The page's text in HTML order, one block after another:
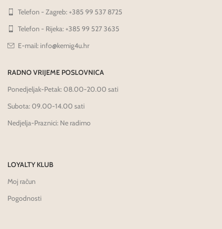
Telefon - Zagreb: +385 99 537 8725
Telefon - Rijeka: +385 99 527 3635
E-mail: info@kemig4u.hr
RADNO VRIJEME POSLOVNICA
Ponedjeljak-Petak: 08.00-20.00 sati
Subota: 09.00-14.00 sati
Nedjelja-Praznici: Ne radimo
LOYALTY KLUB
Moj račun
Pogodnosti